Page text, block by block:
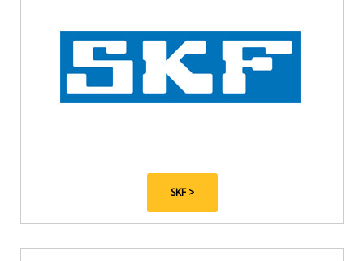
SKF >